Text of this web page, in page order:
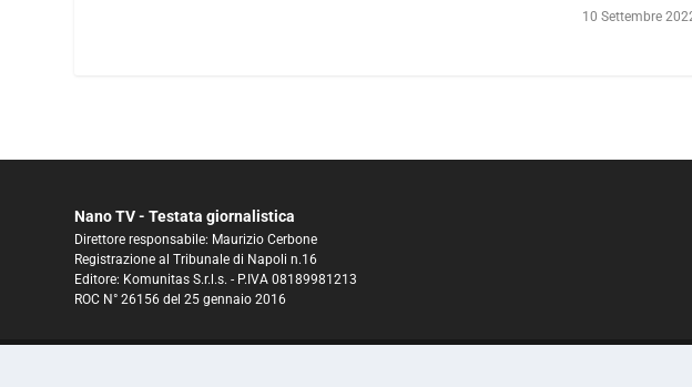
10 Settembre
Nano TV - Testata giornalistica
Direttore responsabile: Maurizio Cerbone
Registrazione al Tribunale di Napoli n.16
Editore: Komunitas S.r.l.s. - P.IVA 08189981213
ROC N° 26156 del 25 gennaio 2016